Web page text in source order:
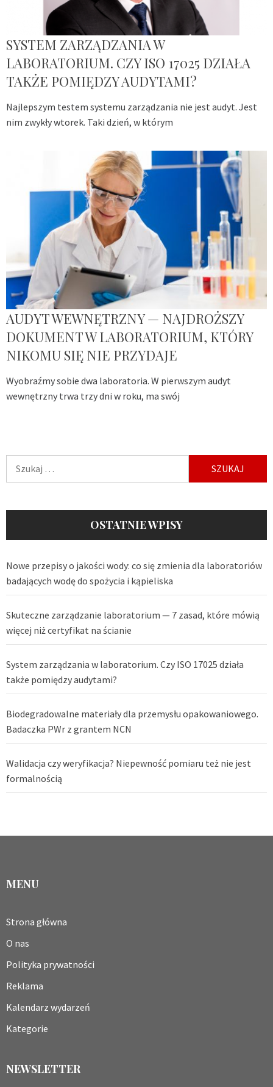
SYSTEM ZARZĄDZANIA W
LABORATORIUM. CZY ISO 17025 DZIAŁA
TAKŻE POMIĘDZY AUDYTAMI?
Najlepszym testem systemu zarządzania nie jest audyt. Jest
nim zwykły wtorek. Taki dzień, w którym
AUDYT WEWNĘTRZNY — NAJDROŻSZY
DOKUMENT W LABORATORIUM, KTÓRY
NIKOMU SIĘ NIE PRZYDAJE
Wyobraźmy sobie dwa laboratoria. W pierwszym audyt
wewnętrzny trwa trzy dni w roku, ma swój
OSTATNIE WPISY
Nowe przepisy o jakości wody: co się zmienia dla laboratoriów
badających wodę do spożycia i kąpieliska
Skuteczne zarządzanie laboratorium — 7 zasad, które mówią
więcej niż certyfikat na ścianie
System zarządzania w laboratorium. Czy ISO 17025 działa
także pomiędzy audytami?
Biodegradowalne materiały dla przemysłu opakowaniowego.
Badaczka PWr z grantem NCN
Walidacja czy weryfikacja? Niepewność pomiaru też nie jest
formalnością
MENU
Strona główna
O nas
Polityka prywatności
Reklama
Kalendarz wydarzeń
Kategorie
NEWSLETTER